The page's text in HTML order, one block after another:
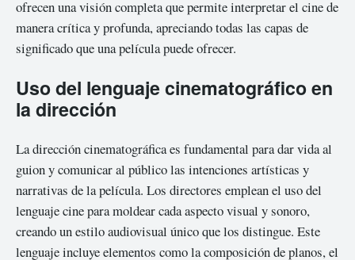
ofrecen una visión completa que permite interpretar el cine de
manera crítica y profunda, apreciando todas las capas de
significado que una película puede ofrecer.
Uso del lenguaje cinematográfico en
la dirección
La dirección cinematográfica es fundamental para dar vida al
guion y comunicar al público las intenciones artísticas y
narrativas de la película. Los directores emplean el uso del
lenguaje cine para moldear cada aspecto visual y sonoro,
creando un estilo audiovisual único que los distingue. Este
lenguaje incluye elementos como la composición de planos, el